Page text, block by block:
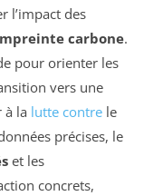
l’impact des
carbone.
pour orienter les
vers une
à la lutte contre le
précises, le
et les
concrets,